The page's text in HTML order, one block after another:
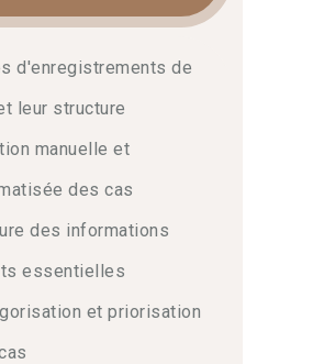
d'enregistrements de
leur structure
manuelle et
des cas
des informations
essentielles
et priorisation